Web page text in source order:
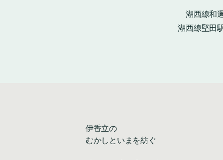
湖西線和
湖西線堅田
伊香立の
むかしといまを紡ぐ